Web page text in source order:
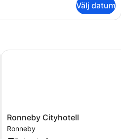
Välj datum
B&B - Hostel
Ronneby
Cityhotell
Ronneby
Ronneby Cityhotell
Ronneby
Ronneby Cityhotell